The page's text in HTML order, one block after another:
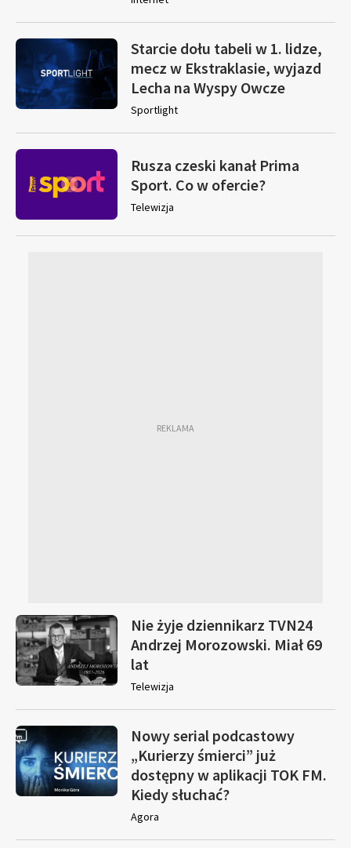
Starcie dołu tabeli w 1. lidze,
mecz w Ekstraklasie, wyjazd
Lecha na Wyspy Owcze
Sportlight
Rusza czeski kanał Prima
Sport. Co w ofercie?
Telewizja
Nie żyje dziennikarz TVN24
Andrzej Morozowski. Miał 69
lat
Telewizja
Nowy serial podcastowy
„Kurierzy śmierci” już
dostępny w aplikacji TOK FM.
Kiedy słuchać?
Agora